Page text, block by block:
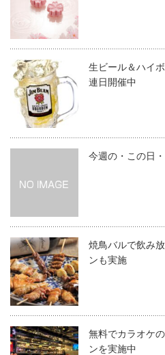
生ビール＆ハイ
連日開催中
今週の・この日
焼鳥バルで飲み
ンも実施
無料でカラオケ
ンを実施中